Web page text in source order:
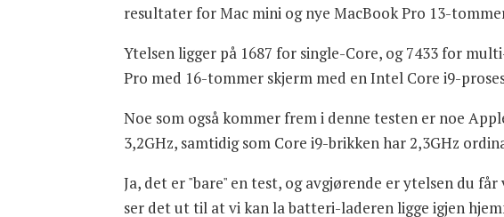
resultater for Mac mini og nye MacBook Pro 13-
Ytelsen ligger på 1687 for single-Core, og 7433 for
Pro med 16-tommer skjerm med en Intel Core i9-
Noe som også kommer frem i denne testen er noe
3,2GHz, samtidig som Core i9-brikken har 2,3GHz
Ja, det er "bare" en test, og avgjørende er ytelsen du
ser det ut til at vi kan la batteri-laderen ligge igjen